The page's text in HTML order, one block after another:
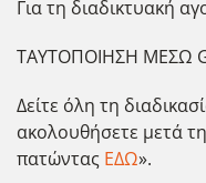
Για τη διαδικτυακή
ΤΑΥΤΟΠΟΙΗΣΗ ΜΕΣΩ
Δείτε όλη τη
ακολουθήσετε μετά
πατώντας ΕΔΩ».